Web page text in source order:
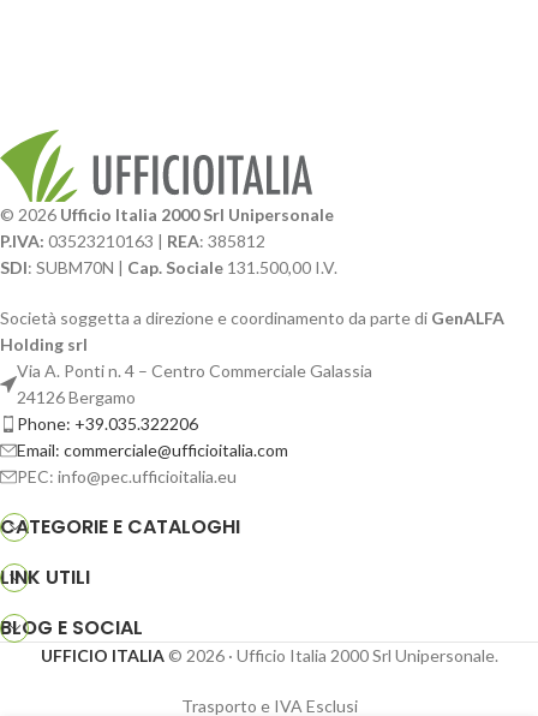
© 2026 Ufficio Italia 2000 Srl Unipersonale
P.IVA: 03523210163 | REA: 385812
SDI: SUBM70N | Cap. Sociale 131.500,00 I.V.
Società soggetta a direzione e coordinamento da parte di GenALFA
Holding srl
Via A. Ponti n. 4 – Centro Commerciale Galassia
24126 Bergamo
Phone: +39.035.322206
Email: commerciale@ufficioitalia.com
PEC: info@pec.ufficioitalia.eu
CATEGORIE E CATALOGHI
LINK UTILI
BLOG E SOCIAL
UFFICIO ITALIA © 2026· Ufficio Italia 2000 Srl Unipersonale.
Trasporto e IVA Esclusi